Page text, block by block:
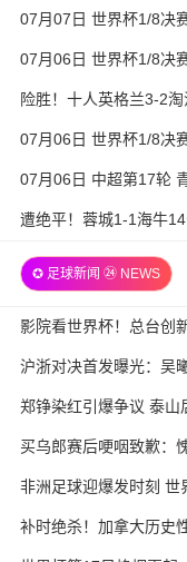
07月07日 世界杯1/8决
07月06日 世界杯1/8决
险胜！十人英格兰3-2
07月06日 世界杯1/8决
07月06日 中超第17轮
遭绝平！蓉城1-1海牛
✪ 足球新闻 ㉔ NEWS
影院看世界杯！总台创
沪浙对决首发曝光：吴
郑铮染红引爆争议 泰山
买乌郎赛后哽咽致歉：
非洲足球迎爆发时刻 世
补时绝杀！加拿大历史